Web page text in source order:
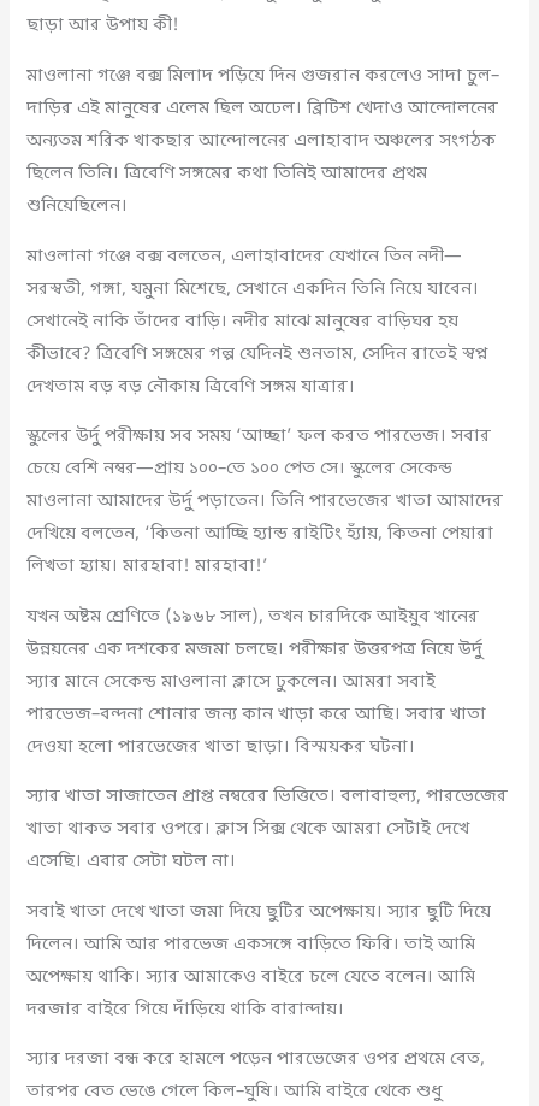
ছাড়া আর উপায় কী!
মাওলানা গঞ্জে বক্স মিলাদ পড়িয়ে দিন গুজরান করলেও সাদা চুল–
দাড়ির এই মানুষের এলেম ছিল অঢেল। ব্রিটিশ খেদাও আন্দোলনের
অন্যতম শরিক খাকছার আন্দোলনের এলাহাবাদ অঞ্চলের সংগঠক
ছিলেন তিনি। ত্রিবেণি সঙ্গমের কথা তিনিই আমাদের প্রথম
শুনিয়েছিলেন।
মাওলানা গঞ্জে বক্স বলতেন, এলাহাবাদের যেখানে তিন নদী—
সরস্বতী, গঙ্গা, যমুনা মিশেছে, সেখানে একদিন তিনি নিয়ে যাবেন।
সেখানেই নাকি তাঁদের বাড়ি। নদীর মাঝে মানুষের বাড়িঘর হয়
কীভাবে? ত্রিবেণি সঙ্গমের গল্প যেদিনই শুনতাম, সেদিন রাতেই স্বপ্ন
দেখতাম বড় বড় নৌকায় ত্রিবেণি সঙ্গম যাত্রার।
স্কুলের উর্দু পরীক্ষায় সব সময় ‘আচ্ছা’ ফল করত পারভেজ। সবার
চেয়ে বেশি নম্বর—প্রায় ১০০–তে ১০০ পেত সে। স্কুলের সেকেন্ড
মাওলানা আমাদের উর্দু পড়াতেন। তিনি পারভেজের খাতা আমাদের
দেখিয়ে বলতেন, ‘কিতনা আচ্ছি হ্যান্ড রাইটিং হ্যাঁয়, কিতনা পেয়ারা
লিখতা হ্যায়। মারহাবা! মারহাবা!’
যখন অষ্টম শ্রেণিতে (১৯৬৮ সাল), তখন চারদিকে আইয়ুব খানের
উন্নয়নের এক দশকের মজমা চলছে। পরীক্ষার উত্তরপত্র নিয়ে উর্দু
স্যার মানে সেকেন্ড মাওলানা ক্লাসে ঢুকলেন। আমরা সবাই
পারভেজ–বন্দনা শোনার জন্য কান খাড়া করে আছি। সবার খাতা
দেওয়া হলো পারভেজের খাতা ছাড়া। বিস্ময়কর ঘটনা।
স্যার খাতা সাজাতেন প্রাপ্ত নম্বরের ভিত্তিতে। বলাবাহুল্য, পারভেজের
খাতা থাকত সবার ওপরে। ক্লাস সিক্স থেকে আমরা সেটাই দেখে
এসেছি। এবার সেটা ঘটল না।
সবাই খাতা দেখে খাতা জমা দিয়ে ছুটির অপেক্ষায়। স্যার ছুটি দিয়ে
দিলেন। আমি আর পারভেজ একসঙ্গে বাড়িতে ফিরি। তাই আমি
অপেক্ষায় থাকি। স্যার আমাকেও বাইরে চলে যেতে বলেন। আমি
দরজার বাইরে গিয়ে দাঁড়িয়ে থাকি বারান্দায়।
স্যার দরজা বন্ধ করে হামলে পড়েন পারভেজের ওপর প্রথমে বেত,
তারপর বেত ভেঙে গেলে কিল–ঘুষি। আমি বাইরে থেকে শুধু